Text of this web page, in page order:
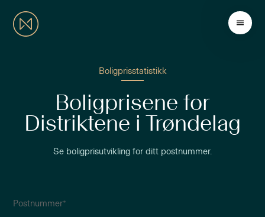
Boligprisstatistikk
Boligprisene for
Distriktene i Trøndelag
Se boligprisutvikling for ditt postnummer.
Postnummer